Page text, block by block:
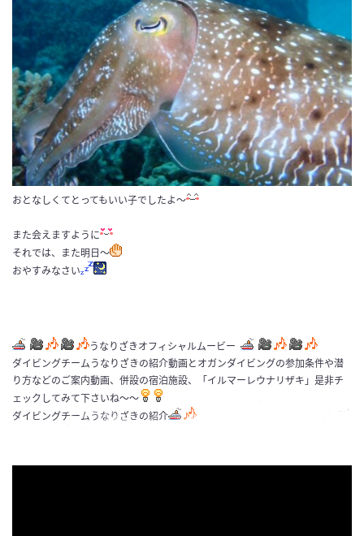
おとなしくてとってもいい子でしたよ～
また会えますように
それでは、また明日～
おやすみなさい
うなりざきオフィシャルムービー
ダイビングチームうなりざきの紹介動画とオガンダイビングの参加条件や潜
り方などのご案内動画、併設の宿泊施設、「イルマーレウナリザキ」是非チ
ェックしてみて下さいね～～
ダイビングチームうなりざきの紹介